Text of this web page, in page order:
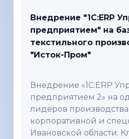
Внедрение "1С:ERP
предприятием" на
текстильного
"Исток-Пром"
Внедрение «1С:ERP
предприятием 2» на
лидеров производства
корпоративной и
Ивановской области.